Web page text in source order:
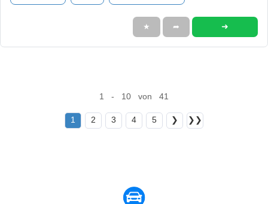
★ ➦ ➜
1 - 10 von 41
1 2 3 4 5 ❯ ❯❯